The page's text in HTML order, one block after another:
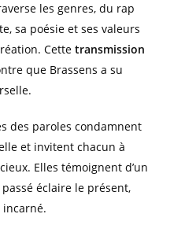
les genres, du rap
sa poésie et ses valeurs
Cette transmission
que Brassens a su
des paroles condamnent
et invitent chacun à
Elles témoignent d’un
éclaire le présent,